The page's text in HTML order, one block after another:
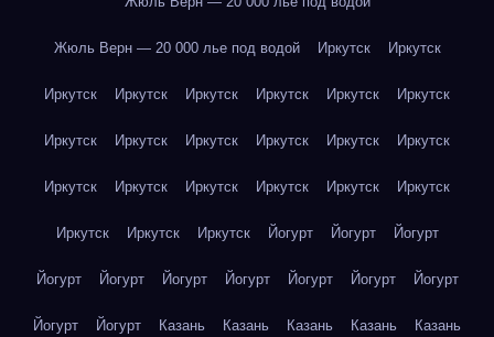
Жюль Верн — 20 000 лье под водой Иркутск Иркутск
Иркутск Иркутск Иркутск Иркутск Иркутск Иркутск
Иркутск Иркутск Иркутск Иркутск Иркутск Иркутск
Иркутск Иркутск Иркутск Иркутск Иркутск Иркутск
Иркутск Иркутск Иркутск Йогурт Йогурт Йогурт
Йогурт Йогурт Йогурт Йогурт Йогурт Йогурт Йогурт
Йогурт Йогурт Казань Казань Казань Казань Казань